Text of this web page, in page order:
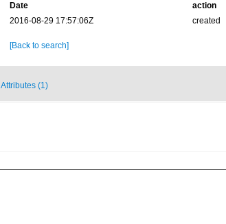
Date action
2016-08-29 17:57:06Z
created
[Back to search]
Attributes (1)